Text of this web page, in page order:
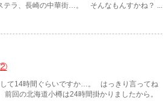
テラ、長崎の中華街…。 そんなもんすかね？ ...
②
て14時間ぐらいですか…。 はっきり言ってね
回の北海道小樽は24時間掛かりましたから。